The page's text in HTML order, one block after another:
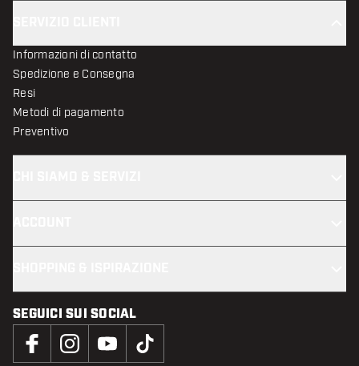
Informazioni di contatto
Spedizione e Consegna
Resi
Metodi di pagamento
Preventivo
SEGUICI SUI SOCIAL